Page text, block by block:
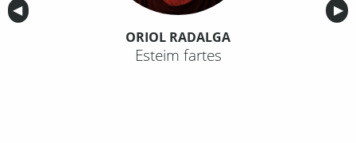
Anterior
◀︎ ▶︎
ORIOL RADALGA
Esteim fartes